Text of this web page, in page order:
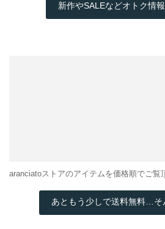
新作やSALEなどオトク情
aranciatoストアのアイテムを価格順でご覧
あともう少しで送料無料…そ